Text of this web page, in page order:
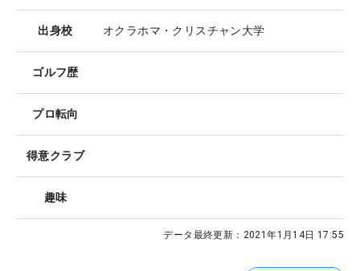
出身校 オクラホマ・クリスチャン大学
ゴルフ歴
プロ転向
得意クラブ
趣味
データ最終更新： 2021年1月14日 17:55